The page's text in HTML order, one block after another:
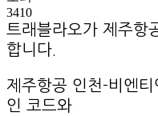
3410
트래블라오가 제주항
합니다.
제주항공 인천-비엔
인 코드와